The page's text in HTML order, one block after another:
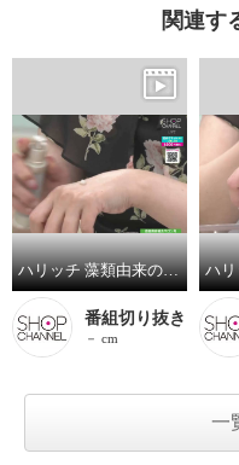
関連す
ハリッチ 藻類由来の整肌成分 アルガクティブレチナート ５％配合でつるん肌へ導く レチベイビー ２本セット
番組切り抜き
－ cm
一